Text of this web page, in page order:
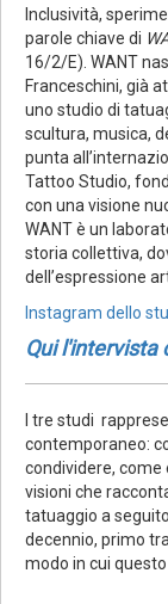
Inclusività,
parole chiave di
16/2/E). WANT
Franceschini, già
uno studio di
scultura, musica,
punta
Tattoo Studio,
con una visione
WANT è un
storia collettiva,
dell’espressione
Instagram dello
Qui l'intervista
I tre studi
contemporaneo:
condividere, come
visioni che
tatuaggio a
decennio, primo
modo in cui